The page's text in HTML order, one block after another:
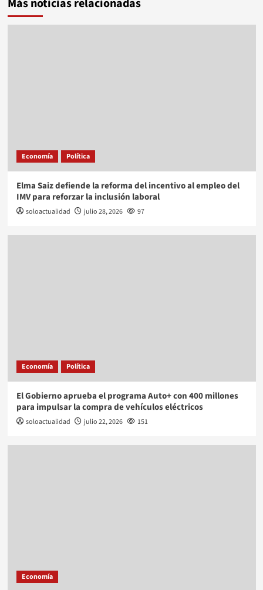
Economía Política
Elma Saiz defiende la reforma del incentivo al empleo del
IMV para reforzar la inclusión laboral
soloactualidad julio 28, 2026 97
Economía Política
El Gobierno aprueba el programa Auto+ con 400 millones
para impulsar la compra de vehículos eléctricos
soloactualidad julio 22, 2026 151
Economía